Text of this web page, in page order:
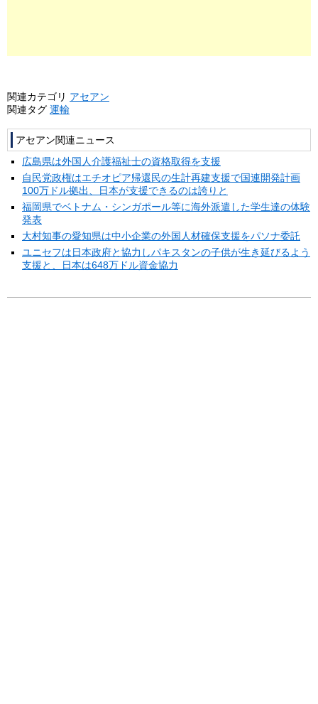
関連カテゴリ アセアン
関連タグ 運輸
アセアン関連ニュース
広島県は外国人介護福祉士の資格取得を支援
自民党政権はエチオピア帰還民の生計再建支援で国連開発計画
100万ドル拠出、日本が支援できるのは誇りと
福岡県でベトナム・シンガポール等に海外派遣した学生達の体験
発表
大村知事の愛知県は中小企業の外国人材確保支援をパソナ委託
ユニセフは日本政府と協力しパキスタンの子供が生き延びるよう
支援と、日本は648万ドル資金協力